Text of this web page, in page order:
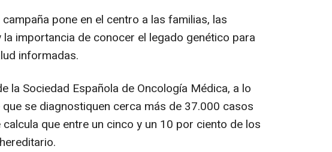
pone en el centro a las familias, las
importancia de conocer el legado genético para
informadas.
la Sociedad Española de Oncología Médica, a lo
se diagnostiquen cerca más de 37.000 casos
que entre un cinco y un 10 por ciento de los